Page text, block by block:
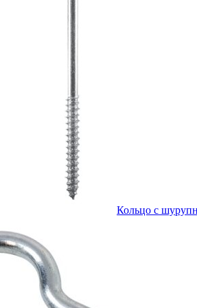
Кольцо с